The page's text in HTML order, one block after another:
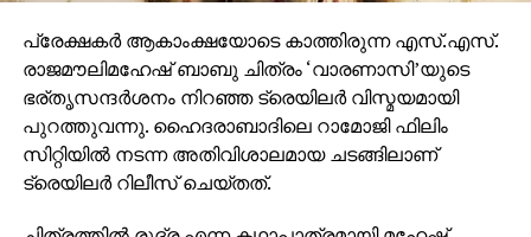
പ്രേക്ഷകര്‍ ആകാംക്ഷയോടെ കാത്തിരുന്ന എസ്.എസ്.
രാജമൗലിമഹേഷ് ബാബു ചിത്രം ‘വാരണാസി’യുടെ
ഭര്തൃസന്ദര്‍ശനം നിറഞ്ഞ ട്രെയിലര്‍ വിസ്മയമായി
പുറത്തുവന്നു. ഹൈദരാബാദിലെ റാമോജി ഫിലിം
സിറ്റിയില്‍ നടന്ന അതിവിശാലമായ ചടങ്ങിലാണ്
ട്രെയിലര്‍ റിലീസ് ചെയ്തത്.